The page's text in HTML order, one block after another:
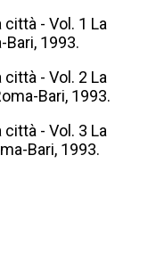
città - Vol. 1 La
Bari, 1993.
città - Vol. 2 La
Bari, 1993.
città - Vol. 3 La
Bari, 1993.